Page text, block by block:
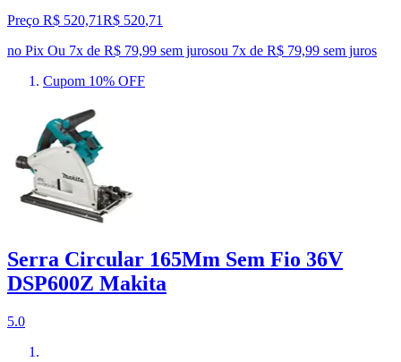
Preço R$ 520,71R$ 520,71
no Pix Ou 7x de R$ 79,99 sem jurosou 7x de R$ 79,99 sem juros
Cupom 10% OFF
Serra Circular 165Mm Sem Fio 36V
DSP600Z Makita
5.0